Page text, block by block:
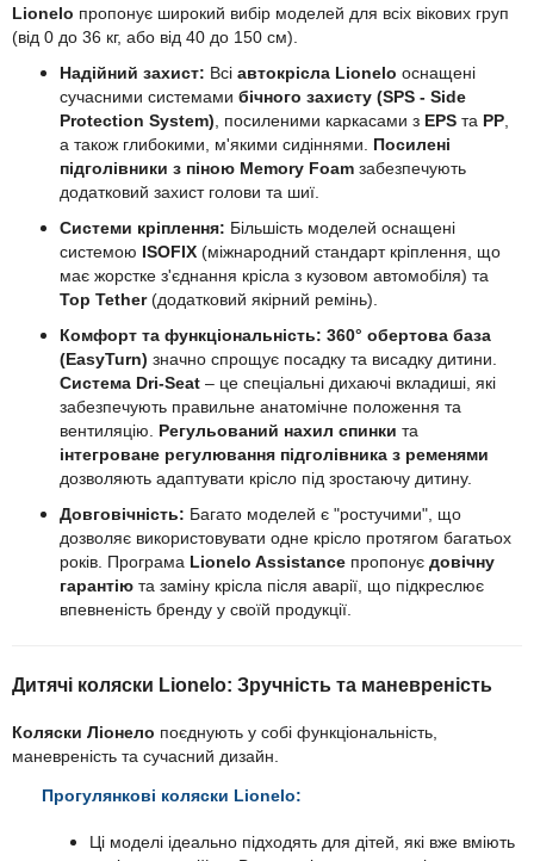
Lionelo пропонує широкий вибір моделей для всіх вікових груп
(від 0 до 36 кг, або від 40 до 150 см).
Надійний захист: Всі автокрісла Lionelo оснащені
сучасними системами бічного захисту (SPS - Side
Protection System) , посиленими каркасами з EPS та PP
а також глибокими, м'якими сидіннями. Посилені
підголівники з піною Memory Foam забезпечують
додатковий захист голови та шиї.
Системи кріплення: Більшість моделей оснащені
системою ISOFIX (міжнародний стандарт кріплення, що
має жорстке з'єднання крісла з кузовом автомобіля) та
Top Tether(додатковий якірний ремінь).
Комфорт та функціональність: 360° обертова база
(EasyTurn) значно спрощує посадку та висадку дитини.
Система Dri-Seat – це спеціальні дихаючі вкладиші, які
забезпечують правильне анатомічне положення та
вентиляцію. Регульований нахил спинки та
інтегроване регулювання підголівника з ременями
дозволяють адаптувати крісло під зростаючу дитину.
Довговічність: Багато моделей є "ростучими", що
дозволяє використовувати одне крісло протягом багатьох
років. Програма Lionelo Assistance пропонує довічну
гарантію та заміну крісла після аварії, що підкреслює
впевненість бренду у своїй продукції.
Дитячі коляски Lionelo: Зручність та маневреність
Коляски Ліонело поєднують у собі функціональність,
маневреність та сучасний дизайн.
Прогулянкові коляски Lionelo:
Ці моделі ідеально підходять для дітей, які вже вміють